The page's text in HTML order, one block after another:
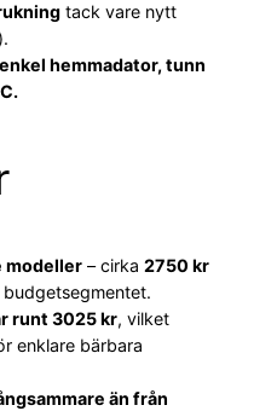
tack vare nytt
hemmadator, tunn
modeller – cirka 2750 kr
runt 3025 kr, vilket
enklare bärbara
än från